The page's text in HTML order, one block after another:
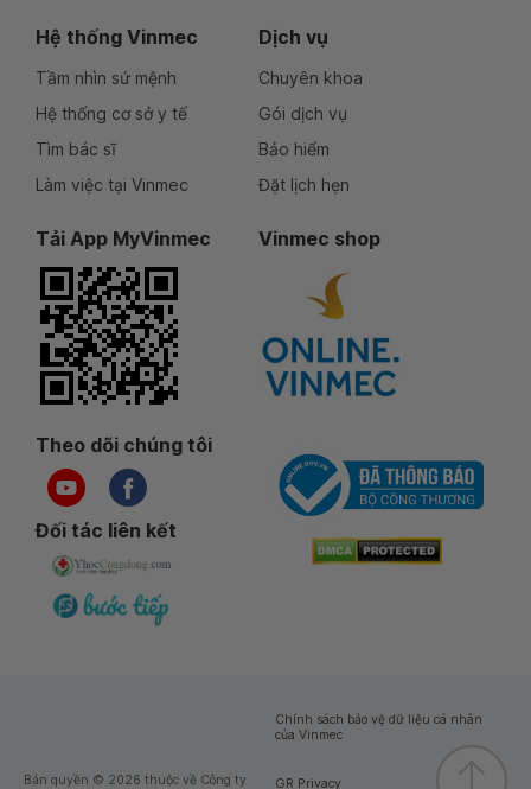
Hệ thống Vinmec
Tầm nhìn sứ mệnh
Hệ thống cơ sở y tế
Tìm bác sĩ
Làm việc tại Vinmec
Dịch vụ
Chuyên khoa
Gói dịch vụ
Bảo hiểm
Đặt lịch hẹn
Tải App MyVinmec Vinmec shop
Theo dõi chúng tôi
Đối tác liên kết
Bản quyền © 2026 thuộc về Công ty
Chính sách bảo vệ dữ liệu cá nhân
của Vinmec
GR Privacy